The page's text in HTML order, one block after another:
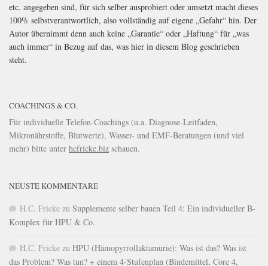
etc. angegeben sind, für sich selber ausprobiert oder umsetzt macht dieses
100% selbstverantwortlich, also vollständig auf eigene „Gefahr“ hin. Der
Autor übernimmt denn auch keine „Garantie“ oder „Haftung“ für „was
auch immer“ in Bezug auf das, was hier in diesem Blog geschrieben
steht.
COACHINGS & CO.
Für individuelle Telefon-Coachings (u.a. Diagnose-Leitfaden,
Mikronährstoffe, Blutwerte), Wasser- und EMF-Beratungen (und viel
mehr) bitte unter hcfricke.biz schauen.
NEUSTE KOMMENTARE
H.C. Fricke zu Supplemente selber bauen Teil 4: Ein individueller B-
Komplex für HPU & Co.
H.C. Fricke zu HPU (Hämopyrrollaktamurie): Was ist das? Was ist
das Problem? Was tun? + einem 4-Stufenplan (Bindemittel, Core 4,